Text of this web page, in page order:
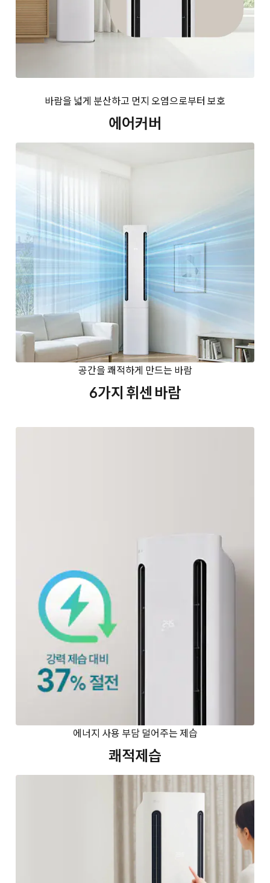
바람을 넓게 분산하고 먼지 오염으로부터 보호
에어커버
공간을 쾌적하게 만드는 바람
6가지 휘센 바람
에너지 사용 부담 덜어주는 제습
쾌적제습